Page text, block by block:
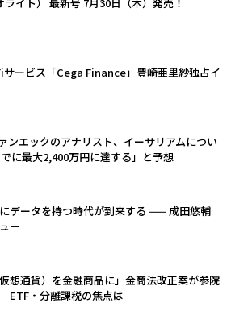
サービス「Cega Finance」豊崎亜里紗独占イ
ンエックのアナリスト、イーサリアムについ
に最大2,400万円に達する」と予想
データを持つ時代が到来する —— 成田悠輔
ー
仮想通貨）を金融商品に」金商法改正案が参院
ETF・分離課税の焦点は